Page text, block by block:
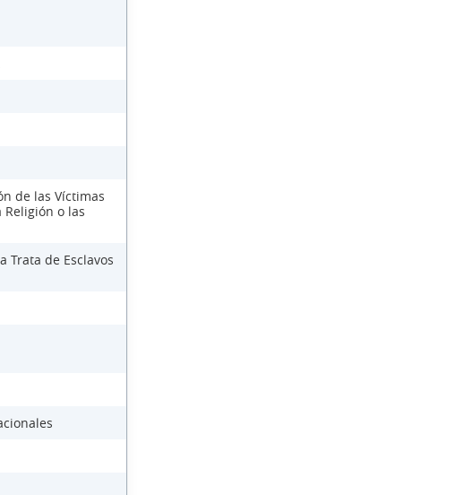
de las Víctimas
Religión o las
Trata de Esclavos